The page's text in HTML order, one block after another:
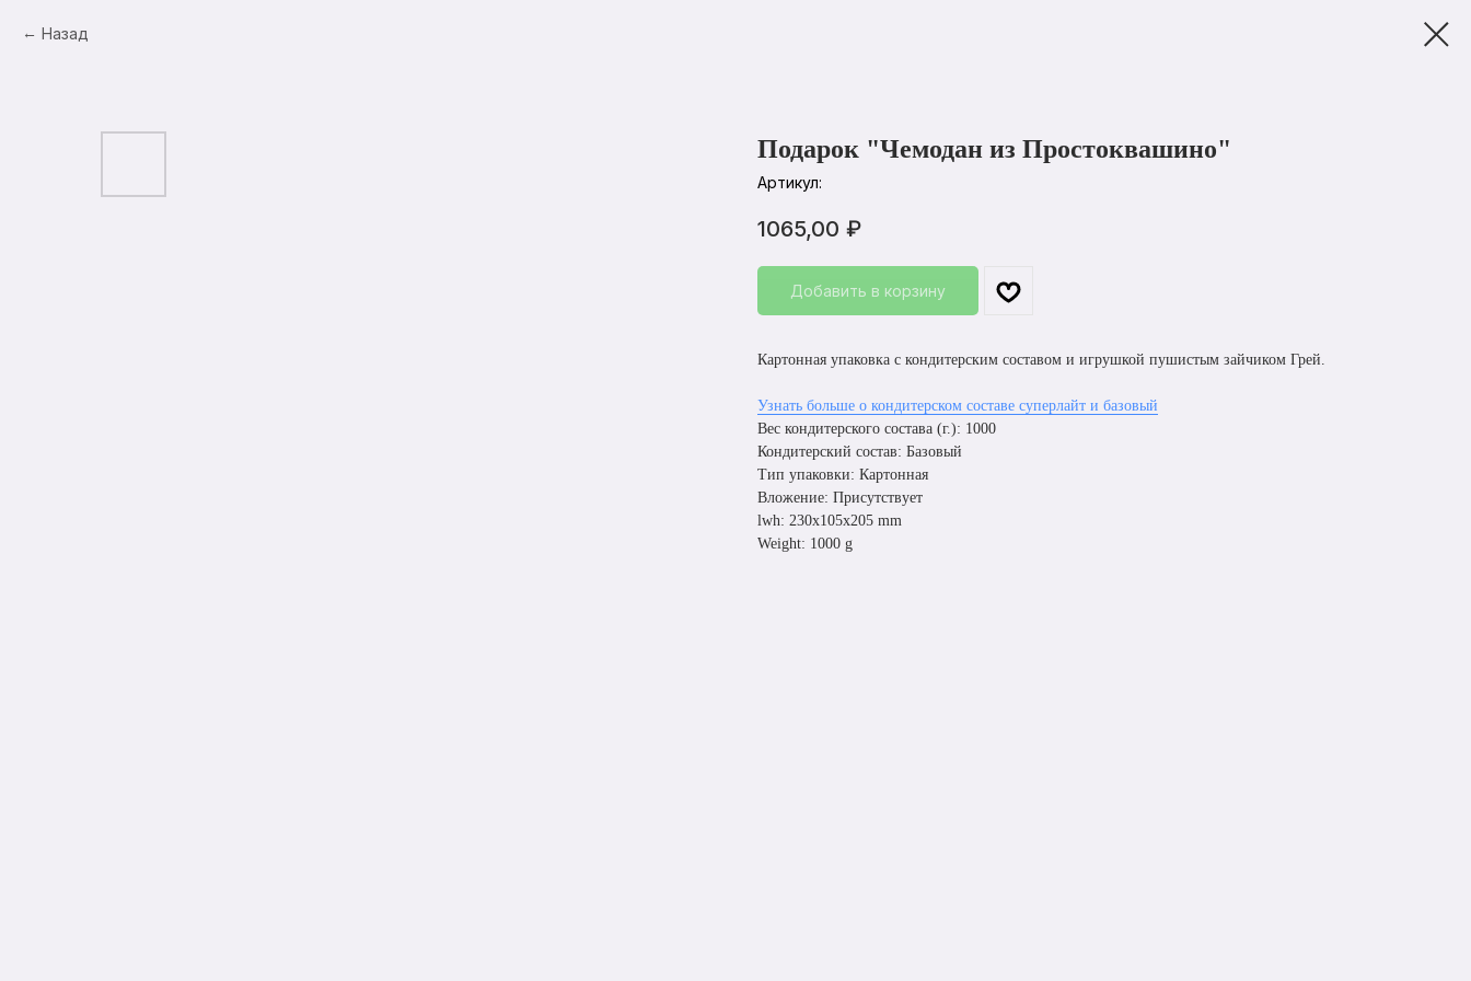
Назад
Подарок "Чемодан из Простоквашино"
Артикул:
1065,00 ₽
Добавить в корзину
Картонная упаковка с кондитерским составом и игрушкой пушистым зайчиком Грей.
Узнать больше о кондитерском составе суперлайт и базовый
Вес кондитерского состава (г.): 1000
Кондитерский состав: Базовый
Тип упаковки: Картонная
Вложение: Присутствует
lwh: 230x105x205 mm
Weight: 1000 g